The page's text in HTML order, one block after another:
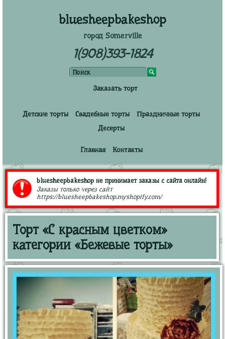
bluesheepbakeshop
город Somerville
1(908)393-1824
Заказать торт
Детские торты Свадебные торты
Праздничные торты
Десерты
Главная Контакты
bluesheepbakeshop не принимает заказы с сайта онлайн!
Заказы только через сайт
https://bluesheepbakeshop.myshopify.com/
Торт «С красным цветком»
категории «Бежевые торты»